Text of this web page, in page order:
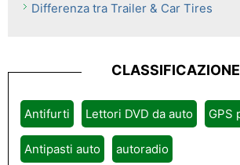
Differenza tra Trailer & Car Tires
CLASSIFICAZIONE
Antifurti Lettori DVD da auto GPS
Antipasti auto autoradio